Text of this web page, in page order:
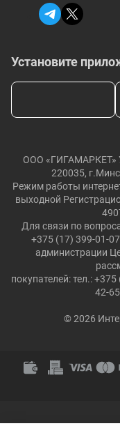
Установите
ООО «ГИГАМАРКЕТ»
220035,
Режим работы
выходной
Для связи по
+375 (17) 399-01-
администрации
покупателей: тел.:
42-
© 2026